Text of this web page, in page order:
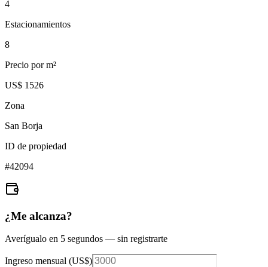
4
Estacionamientos
8
Precio por m²
US$ 1526
Zona
San Borja
ID de propiedad
#42094
¿Me alcanza?
Averígualo en 5 segundos — sin registrarte
Ingreso mensual (US$)